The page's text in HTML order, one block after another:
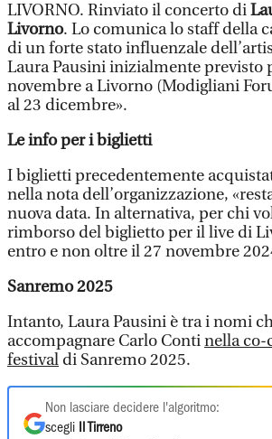
LIVORNO. Rinviato il concerto di
Livorno. Lo comunica lo staff della
di un forte stato influenzale
Laura Pausini inizialmente previsto
novembre a Livorno (Modigliani
al 23 dicembre».
Le info per i biglietti
I biglietti precedentemente
nella nota dell’organizzazione,
nuova data. In alternativa, per chi
rimborso del biglietto per il live di
entro e non oltre il 27 novembre
Sanremo 2025
Intanto, Laura Pausini è tra i nomi
accompagnare Carlo Continella co-
festival di Sanremo 2025.
Non lasciare decidere l'algoritmo:
scegli
Il Tirreno